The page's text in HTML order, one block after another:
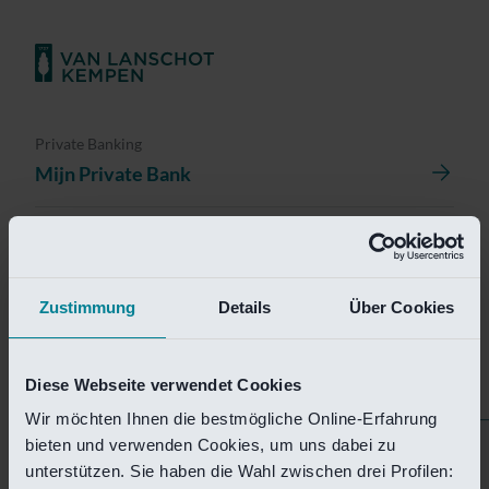
Zustimmung Details Über Cookies
Diese Webseite verwendet Cookies
Wir möchten Ihnen die bestmögliche Online-Erfahrung
bieten und verwenden Cookies, um uns dabei zu
unterstützen. Sie haben die Wahl zwischen drei Profilen:
Private Banking
Mijn Private Bank
Helaas is deze pagina